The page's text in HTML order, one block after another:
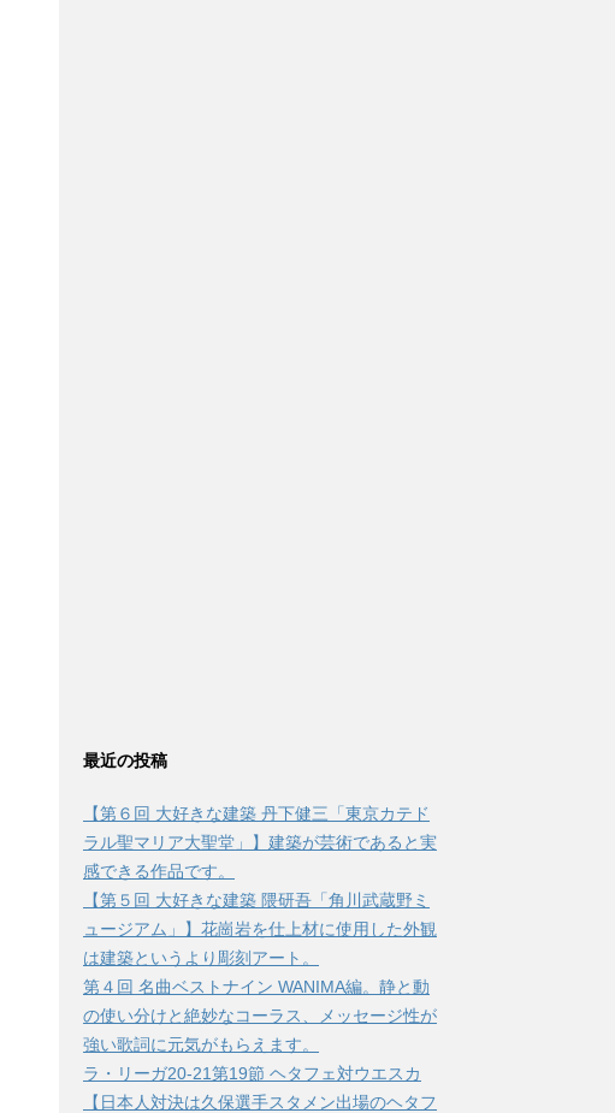
最近の投稿
【第６回 大好きな建築 丹下健三「東京カテド
ラル聖マリア大聖堂」】建築が芸術であると実
感できる作品です。
【第５回 大好きな建築 隈研吾「角川武蔵野ミ
ュージアム」】花崗岩を仕上材に使用した外観
は建築というより彫刻アート。
第４回 名曲ベストナイン WANIMA編。静と動
の使い分けと絶妙なコーラス、メッセージ性が
強い歌詞に元気がもらえます。
ラ・リーガ20-21第19節 ヘタフェ対ウエスカ
【日本人対決は久保選手スタメン出場のヘタフ